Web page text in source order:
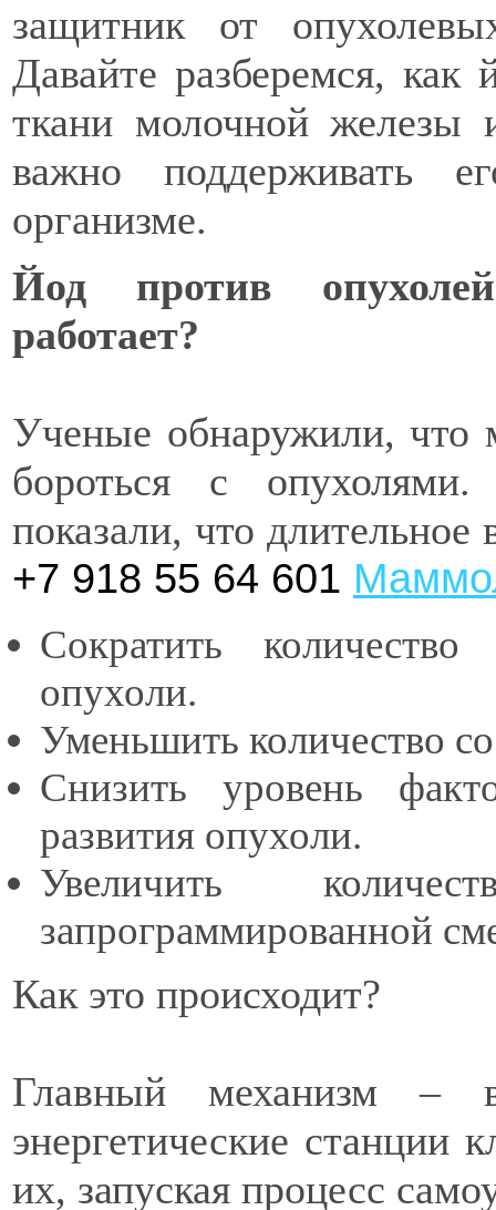
защитник от
Давайте разберемся, как
ткани молочной железы
важно поддерживать
организме.
Йод против
работает?
Ученые обнаружили, что
бороться с
показали, что
+7 918 55 64 601
Сократить
опухоли.
Уменьшить количество
Снизить уровень
развития опухоли.
Увеличить
запрограммированной
Как это происходит?
Главный механизм –
энергетические станции
их, запуская процесс